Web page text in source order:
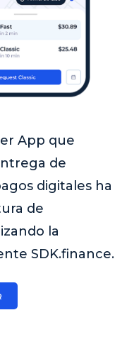
App que
de
digitales ha
de
la
SDK.finance.